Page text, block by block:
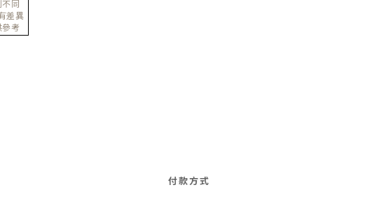
同
差異
考
付款方式